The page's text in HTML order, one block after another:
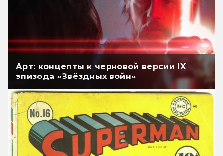
Арт: концепты к черновой версии IX
эпизода «Звёздных войн»